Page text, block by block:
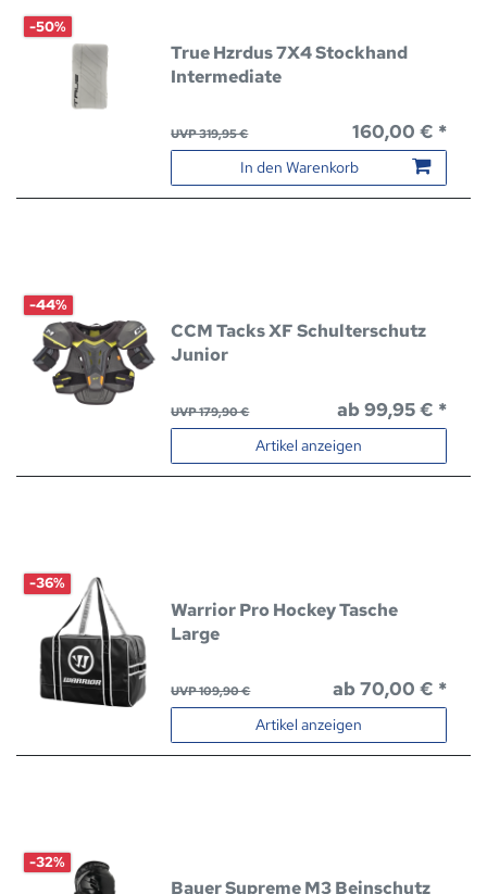
-50%
True Hzrdus 7X4 Stockhand
Intermediate
UVP 319,95 € 160,00 € *
In den Warenkorb
-44%
CCM Tacks XF Schulterschutz
Junior
UVP 179,90 € ab 99,95 € *
Artikel anzeigen
-36%
Warrior Pro Hockey Tasche
Large
UVP 109,90 € ab 70,00 € *
Artikel anzeigen
-32%
Bauer Supreme M3 Beinschutz